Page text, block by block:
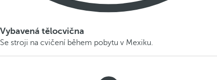
Vybavená tělocvična
Se stroji na cvičení během pobytu v Mexiku.